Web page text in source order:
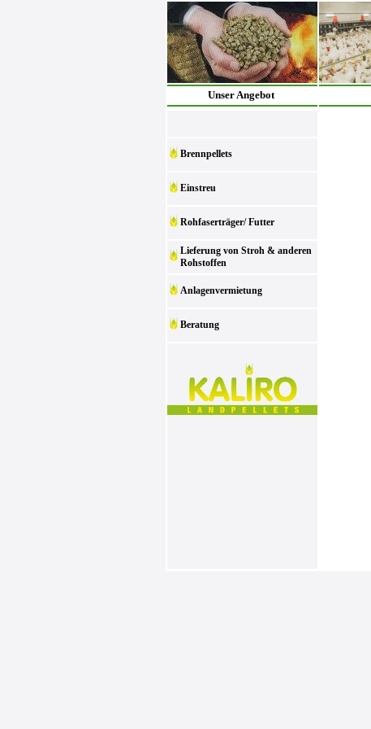
Unser Angebot
Brennpellets
Einstreu
Rohfaserträger/ Futter
Lieferung von Stroh & anderen
Rohstoffen
Anlagenvermietung
Beratung